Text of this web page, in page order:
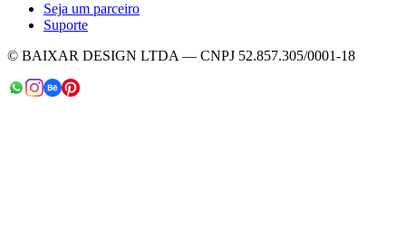
Seja um parceiro
Suporte
© BAIXAR DESIGN LTDA — CNPJ 52.857.305/0001-18